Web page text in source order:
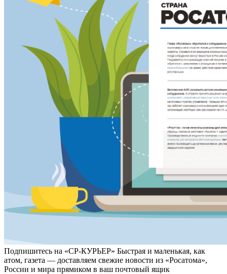
Подпишитесь на «СР-КУРЬЕР» Быстрая и маленькая, как
атом, газета — доставляем свежие новости из «Росатома»,
России и мира прямиком в ваш почтовый ящик